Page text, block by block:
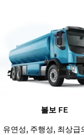
볼보 FE
유연성, 주행성, 최상급